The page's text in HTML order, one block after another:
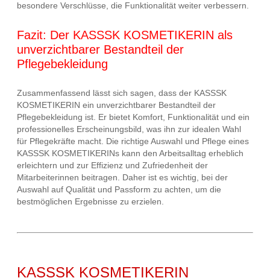
besondere Verschlüsse, die Funktionalität weiter verbessern.
Fazit: Der KASSSK KOSMETIKERIN als
unverzichtbarer Bestandteil der
Pflegebekleidung
Zusammenfassend lässt sich sagen, dass der KASSSK
KOSMETIKERIN ein unverzichtbarer Bestandteil der
Pflegebekleidung ist. Er bietet Komfort, Funktionalität und ein
professionelles Erscheinungsbild, was ihn zur idealen Wahl
für Pflegekräfte macht. Die richtige Auswahl und Pflege eines
KASSSK KOSMETIKERINs kann den Arbeitsalltag erheblich
erleichtern und zur Effizienz und Zufriedenheit der
Mitarbeiterinnen beitragen. Daher ist es wichtig, bei der
Auswahl auf Qualität und Passform zu achten, um die
bestmöglichen Ergebnisse zu erzielen.
KASSSK KOSMETIKERIN